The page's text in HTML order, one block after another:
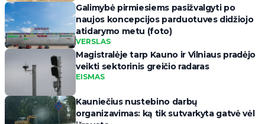
Galimybė pirmiesiems pasižvalgyti po
naujos koncepcijos parduotuves didžiojo
atidarymo metu (foto)
VERSLAS
Magistralėje tarp Kauno ir Vilniaus pradėjo
veikti sektorinis greičio radaras
EISMAS
Kauniečius nustebino darbų
organizavimas: ką tik sutvarkyta gatvė vėl